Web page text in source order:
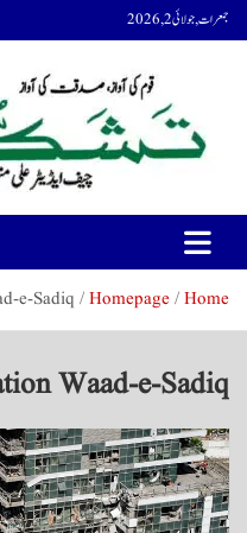
Skip
to
جمعرات, جولائی 2, 2026
Tashakur News
Home
Homepage
e-Sadiq
Waad-e-Sadiq